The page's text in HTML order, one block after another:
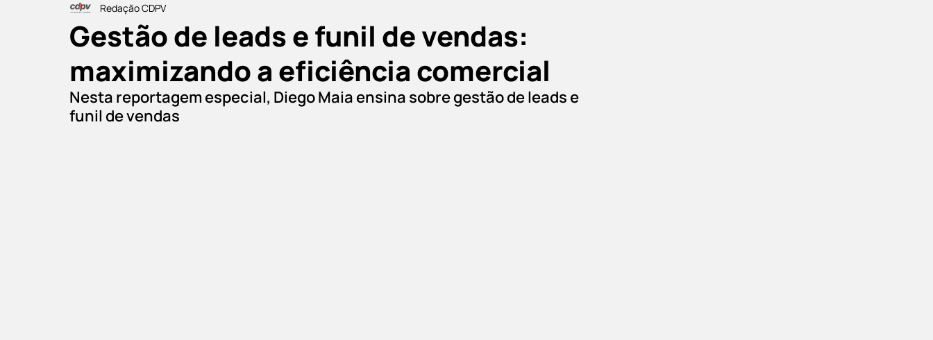
Motivação Comunicação
Gestão de leads e funil de vendas:
maximizando a eficiência comercial
Redação CDPV
Nesta reportagem especial, Diego Maia ensina sobre gestão de leads e
funil de vendas